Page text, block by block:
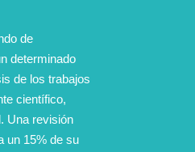
de
determinado
de los trabajos
científico,
Una revisión
un 15% de su